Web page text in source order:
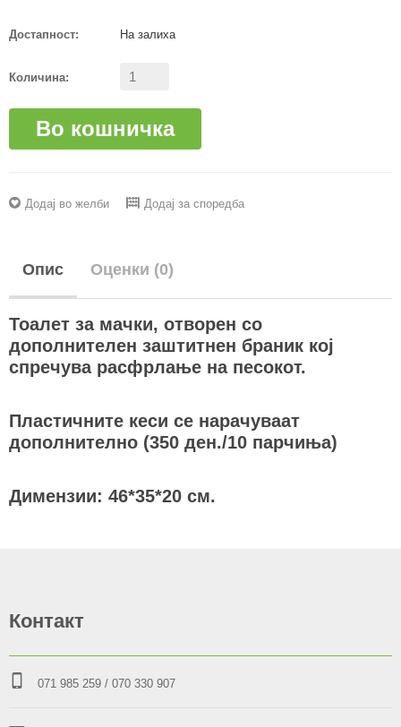
Достапност: На залиха
Количина:
Во кошничка
Додај во желби Додај за споредба
Опис Оценки (0)
Тоалет за мачки, отворен со
дополнителен заштитнен браник кој
спречува расфрлање на песокот.
Пластичните кеси се нарачуваат
дополнително (350 ден./10 парчиња)
Димензии: 46*35*20 см.
Контакт
071 985 259 / 070 330 907